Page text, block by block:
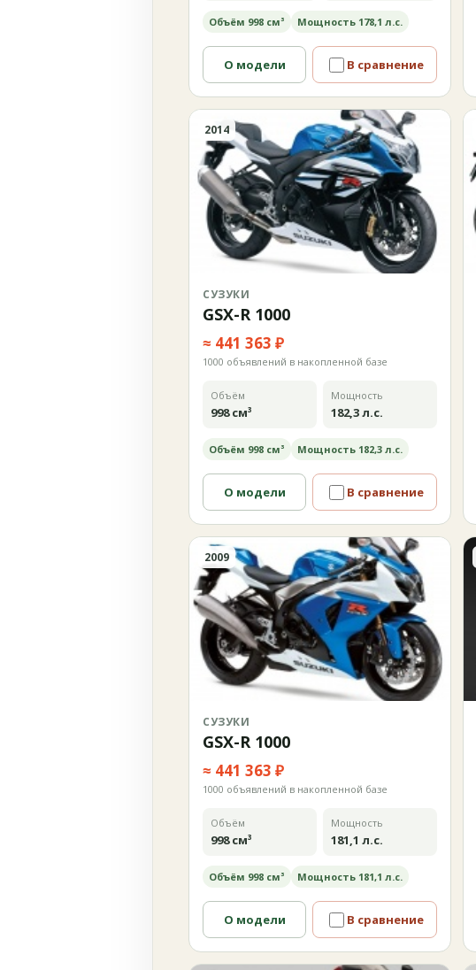
Объём 998 см³ Мощность 178,1 л.с.
О модели В сравнение
2014
СУЗУКИ
GSX-R 1000
≈ 441 363 ₽
1000 объявлений в накопленной базе
Объём
998 см³
Мощность
182,3 л.с.
Объём 998 см³ Мощность 182,3 л.с.
О модели В сравнение
2009
СУЗУКИ
GSX-R 1000
≈ 441 363 ₽
1000 объявлений в накопленной базе
Объём
998 см³
Мощность
181,1 л.с.
Объём 998 см³ Мощность 181,1 л.с.
О модели В сравнение